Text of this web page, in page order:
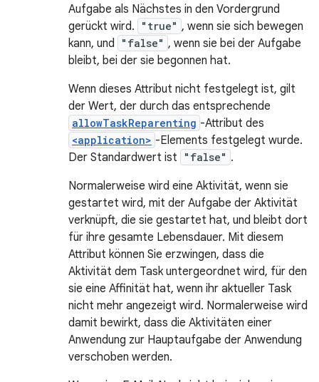
Aufgabe als Nächstes in den Vordergrund
gerückt wird.
"true" , wenn sie sich bewegen
kann, und
"false" , wenn sie bei der Aufgabe
bleibt, bei der sie begonnen hat.
Wenn dieses Attribut nicht festgelegt ist, gilt
der Wert, der durch das entsprechende
allowTaskReparenting -Attribut des
<application> -Elements festgelegt wurde.
Der Standardwert ist
"false" .
Normalerweise wird eine Aktivität, wenn sie
gestartet wird, mit der Aufgabe der Aktivität
verknüpft, die sie gestartet hat, und bleibt dort
für ihre gesamte Lebensdauer. Mit diesem
Attribut können Sie erzwingen, dass die
Aktivität dem Task untergeordnet wird, für den
sie eine Affinität hat, wenn ihr aktueller Task
nicht mehr angezeigt wird. Normalerweise wird
damit bewirkt, dass die Aktivitäten einer
Anwendung zur Hauptaufgabe der Anwendung
verschoben werden.